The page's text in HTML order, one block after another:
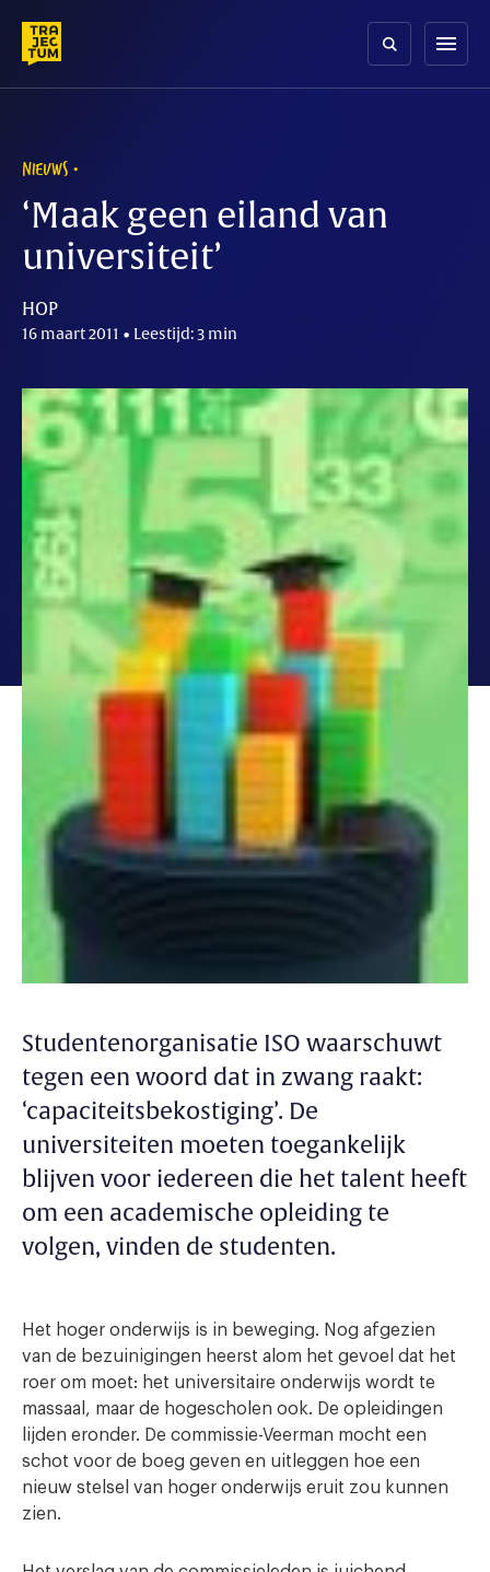
content
menu
NIEUWS
‘Maak geen eiland van
universiteit’
HOP
16 maart 2011 • Leestijd: 3 min
Studentenorganisatie ISO waarschuwt
tegen een woord dat in zwang raakt:
‘capaciteitsbekostiging’. De
universiteiten moeten toegankelijk
blijven voor iedereen die het talent heeft
om een academische opleiding te
volgen, vinden de studenten.
Het hoger onderwijs is in beweging. Nog afgezien
van de bezuinigingen heerst alom het gevoel dat het
roer om moet: het universitaire onderwijs wordt te
massaal, maar de hogescholen ook. De opleidingen
lijden eronder. De commissie-Veerman mocht een
schot voor de boeg geven en uitleggen hoe een
nieuw stelsel van hoger onderwijs eruit zou kunnen
zien.